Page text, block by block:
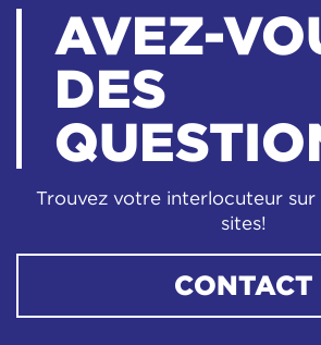
AVEZ-
DES
Trouvez votre interlocuteur sur
sites!
CONTACT